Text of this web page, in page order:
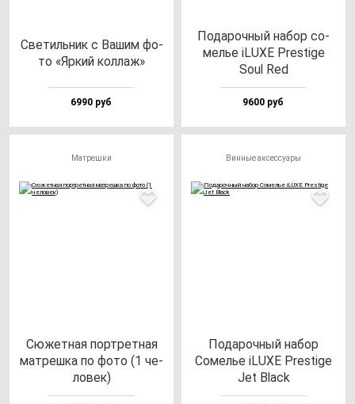
Све­тиль­ник с Вашим фо­
то «Яркий кол­лаж»
6990 руб
Пода­роч­ный на­бор со­
мелье iLUXE Pres­ti­ge
Soul Red
9600 руб
Матрешки
Сюжет­ная пор­трет­ная
мат­реш­ка по фо­то (1 че­
ло­век)
Винные аксессуары
Пода­роч­ный на­бор
Сомелье iLUXE Pres­ti­ge
Jet Black